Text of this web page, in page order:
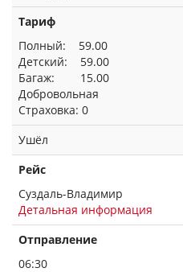
Тариф
Полный: 59.00
Детский: 59.00
Багаж: 15.00
Добровольная
Страховка: 0
Ушёл
Рейс
Суздаль-Владимир
Детальная информация
Отправление
06:30